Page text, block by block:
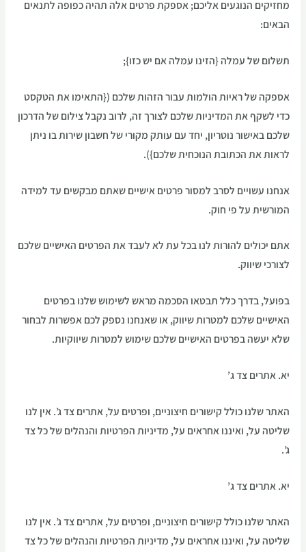
מחזיקים הנוגעים אליכם; אספקת פרטים אלה תהיה כפופה לתנאים
הבאים:
תשלום של עמלה {הזינו עמלה אם יש כזו};
אספקה של ראיות הולמות עבור הזהות שלכם ({התאימו את הטקסט
כדי לשקף את המדיניות שלכם לצורך זה, לרוב נקבל צילום של הדרכון
שלכם באישור נוטריון, יחד עם עותק מקורי של חשבון שירות בו ניתן
לראות את הכתובת הנוכחית שלכם}).
אנחנו עשויים לסרב למסור פרטים אישיים שאתם מבקשים עד למידה
המורשית על פי חוק.
אתם יכולים להורות לנו בכל עת לא לעבד את הפרטים האישיים שלכם
לצורכי שיווק.
בפועל, בדרך כלל תבטאו הסכמה מראש לשימוש שלנו בפרטים
האישיים שלכם למטרות שיווק, או שאנחנו נספק לכם אפשרות לבחור
שלא יעשה בפרטים האישיים שלכם שימוש למטרות שיווקיות.
יא. אתרים צד ג’
האתר שלנו כולל קישורים חיצוניים, ופרטים על, אתרים צד ג’. אין לנו
שליטה על, ואיננו אחראים על, מדיניות הפרטיות והנהלים של כל צד
ג’.
יא. אתרים צד ג’
האתר שלנו כולל קישורים חיצוניים, ופרטים על, אתרים צד ג’. אין לנו
שליטה על, ואיננו אחראים על, מדיניות הפרטיות והנהלים של כל צד